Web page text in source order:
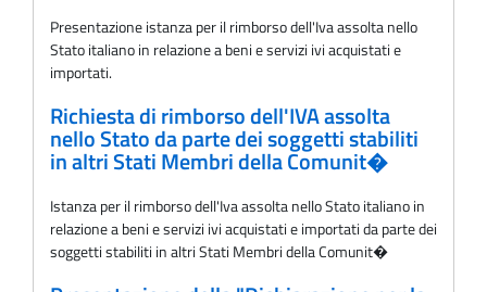
Presentazione istanza per il rimborso dell'Iva assolta nello
Stato italiano in relazione a beni e servizi ivi acquistati e
importati.
Richiesta di rimborso dell'IVA assolta
nello Stato da parte dei soggetti stabiliti
in altri Stati Membri della Comunit�
Istanza per il rimborso dell'Iva assolta nello Stato italiano in
relazione a beni e servizi ivi acquistati e importati da parte dei
soggetti stabiliti in altri Stati Membri della Comunit�